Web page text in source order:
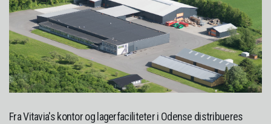
Fra Vitavia's kontor og lagerfaciliteter i Odense distribueres